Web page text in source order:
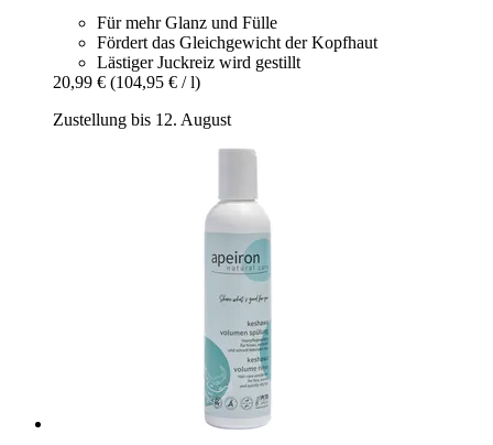
Für mehr Glanz und Fülle
Fördert das Gleichgewicht der Kopfhaut
Lästiger Juckreiz wird gestillt
20,99 € (104,95 € / l)
Zustellung bis 12. August